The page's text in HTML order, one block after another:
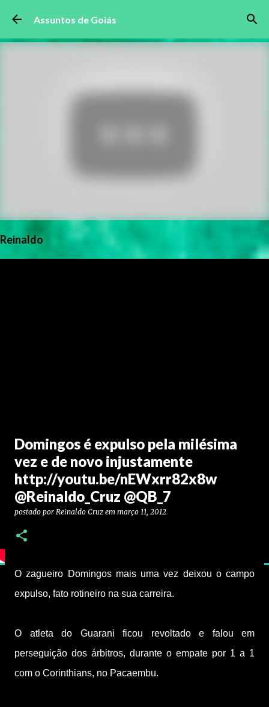
Pular para o conteúdo principal
Assuntos de Goiás
Reinaldo
Domingos é expulso pela milésima
vez e de novo injustamente
http://youtu.be/nEWxrr82x8w
@Reinaldo_Cruz @QB_7
postado por Reinaldo Cruz em março 11, 2012
O zagueiro Domingos mais uma vez deixou o campo
expulso, fato rotineiro na sua carreira.
O atleta do Guarani ficou revoltado e falou em
perseguição dos árbitros, durante o empate por 1 a 1
com o Corinthians, no Pacaembu.